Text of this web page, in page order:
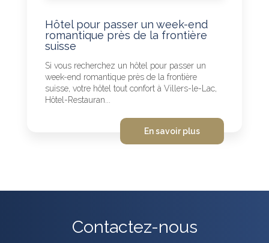
Hôtel pour passer un week-end
romantique près de la frontière
suisse
Si vous recherchez un hôtel pour passer un
week-end romantique près de la frontière
suisse, votre hôtel tout confort à Villers-le-Lac,
Hôtel-Restauran...
En savoir plus
Contactez-nous